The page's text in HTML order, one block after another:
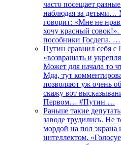
часто посещает
наблюдая за детьми…
говорит: «Мне не
хочу красный
пособники Госдепа. …
Путин сравнил себя с
«возвращать и
Может для начала то
Мда, тут
позволяют уж очень
скажу вот
Первом… #Путин …
Раньше такие
заводе трудились. Не
мордой на пол экрана
интеллектом.